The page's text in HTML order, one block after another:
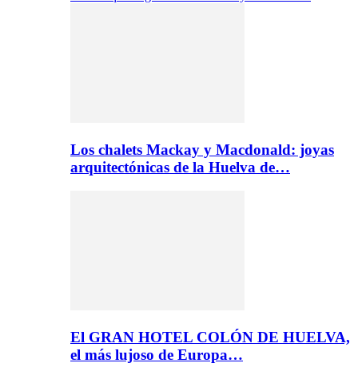
Los chalets Mackay y Macdonald: joyas
arquitectónicas de la Huelva de…
El GRAN HOTEL COLÓN DE HUELVA,
el más lujoso de Europa…